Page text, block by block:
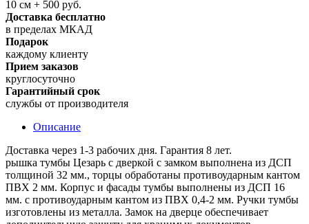
10 см + 500 руб.
Доставка бесплатно
в пределах МКАД
Подарок
каждому клиенту
Прием заказов
круглосуточно
Гарантийный срок
службы от производителя
Описание
Доставка через 1-3 рабочих дня. Гарантия 8 лет.
рышка тумбы Цезарь с дверкой с замком выполнена из ДСП
толщиной 32 мм., торцы обработаны противоударным кантом
ПВХ 2 мм. Корпус и фасады тумбы выполнены из ДСП 16
мм. с противоударным кантом из ПВХ 0,4-2 мм. Ручки тумбы
изготовлены из металла. Замок на дверце обеспечивает